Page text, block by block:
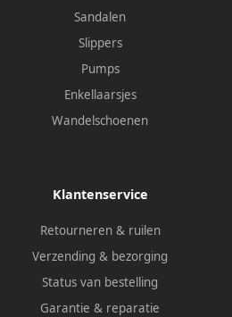
Sandalen
Slippers
Pumps
Enkellaarsjes
Wandelschoenen
Klantenservice
Retourneren & ruilen
Verzending & bezorging
Status van bestelling
Garantie & reparatie